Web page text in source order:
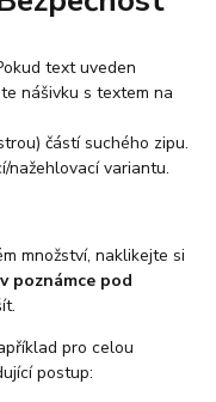
text uveden
nášivku s textem na
částí suchého zipu.
nažehlovací variantu.
množství, naklikejte si
poznámce pod
pro celou
postup: